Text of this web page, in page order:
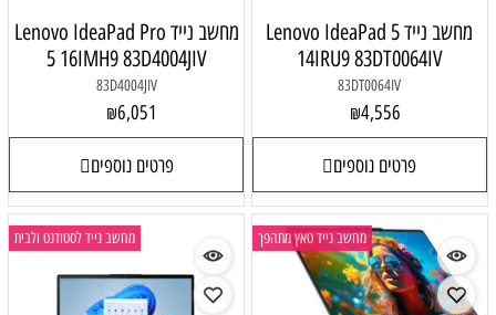
מחשב נייד Lenovo IdeaPad 5
14IRU9 83DT0064IV
83DT0064IV
₪4,556
פרטים נוספים
מחשב נייד Lenovo IdeaPad Pro
5 16IMH9 83D4004JIV
83D4004JIV
₪6,051
פרטים נוספים
מחשב נייד טאץ מתהפך מחשב נייד לסטודנט ולבית